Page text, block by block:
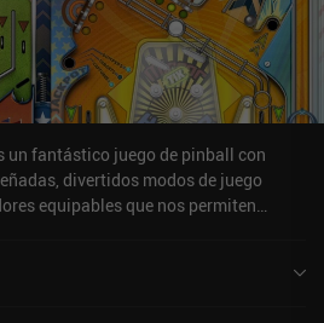
un fantástico juego de pinball con
divertidos modos de juego
equipables que nos permiten
los flippers izquierdo y derecho para